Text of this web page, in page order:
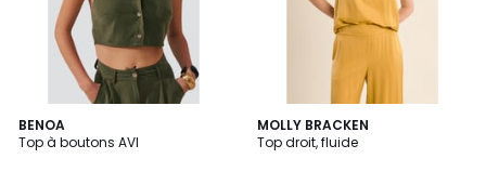
BENOA
Top à boutons AVI
2
Couleurs
MOLLY BRACKEN
Top droit, fluide